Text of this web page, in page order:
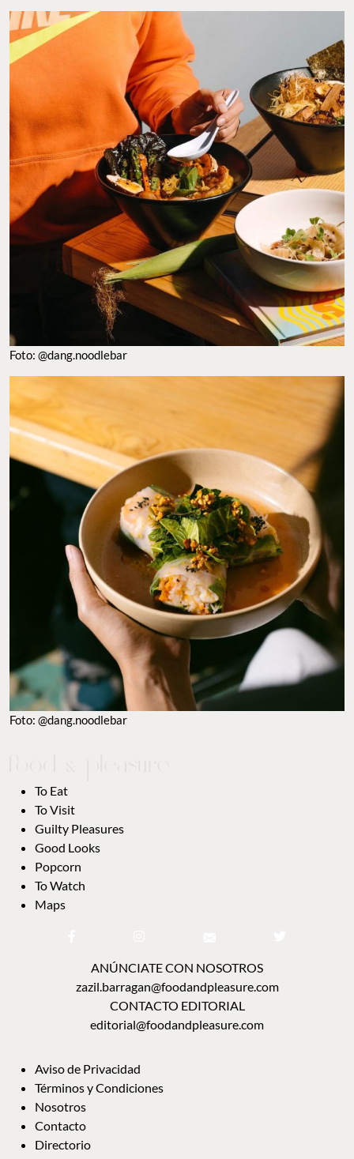
Foto: @dang.noodlebar
Foto: @dang.noodlebar
To Eat
To Visit
Guilty Pleasures
Good Looks
Popcorn
To Watch
Maps
ANÚNCIATE CON NOSOTROS
zazil.barragan@foodandpleasure.com
CONTACTO EDITORIAL
editorial@foodandpleasure.com
Aviso de Privacidad
Términos y Condiciones
Nosotros
Contacto
Directorio